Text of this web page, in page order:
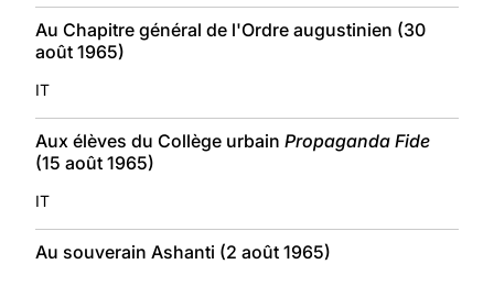
Au Chapitre général de l'Ordre augustinien (30
août 1965)
IT
Aux élèves du Collège urbain Propaganda Fide
(15 août 1965)
IT
Au souverain Ashanti (2 août 1965)